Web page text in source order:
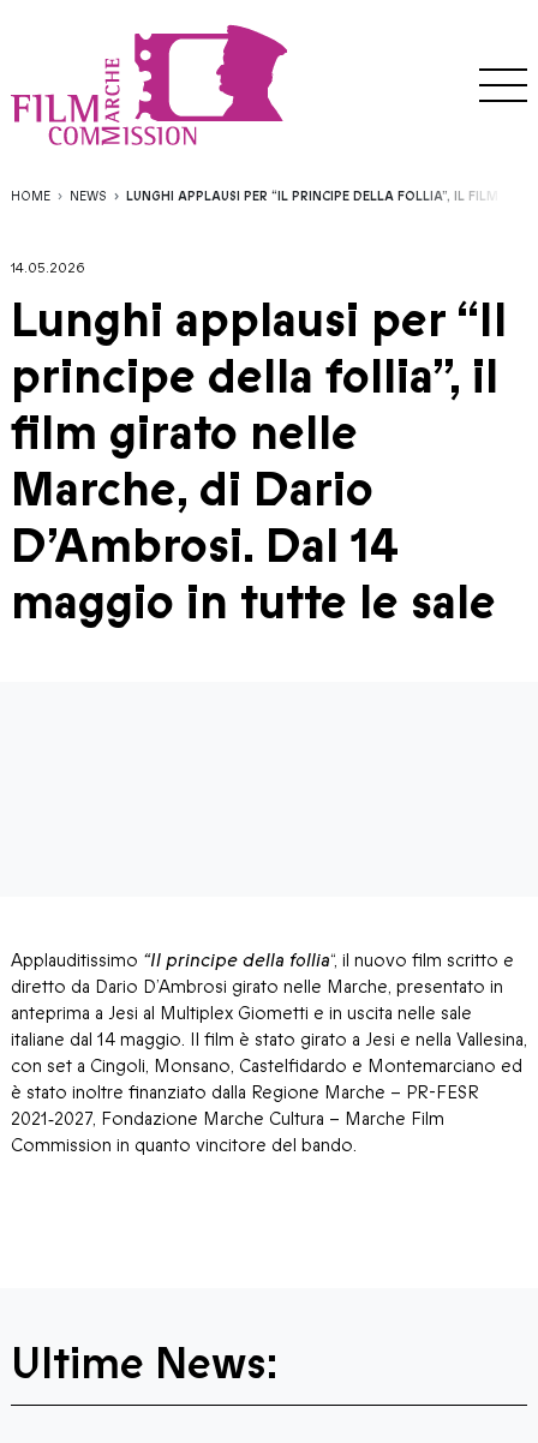
HOME NEWS LUNGHI APPLAUSI PER “IL PRINCIPE DELLA FOLLIA”, IL FILM
14.05.2026
Lunghi applausi per “Il
principe della follia”, il
film girato nelle
Marche, di Dario
D’Ambrosi. Dal 14
maggio in tutte le sale
Applauditissimo “Il principe della follia“, il nuovo film scritto e
diretto da Dario D’Ambrosi girato nelle Marche, presentato in
anteprima a Jesi al Multiplex Giometti e in uscita nelle sale
italiane dal 14 maggio. Il film è stato girato a Jesi e nella Vallesina,
con set a Cingoli, Monsano, Castelfidardo e Montemarciano ed
è stato inoltre finanziato dalla Regione Marche – PR-FESR
2021‑2027, Fondazione Marche Cultura – Marche Film
Commission in quanto vincitore del bando.
Ultime News: